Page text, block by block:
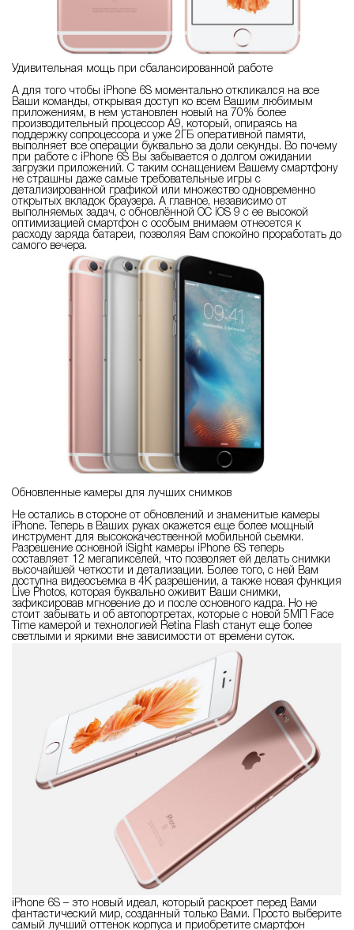
Удивительная мощь при сбалансированной работе
А для того чтобы iPhone 6S моментально откликался на все
Ваши команды, открывая доступ ко всем Вашим любимым
приложениям, в нем установлен новый на 70% более
производительный процессор А9, который, опираясь на
поддержку сопроцессора и уже 2ГБ оперативной памяти,
выполняет все операции буквально за доли секунды. Во почему
при работе с iPhone 6S Вы забывается о долгом ожидании
загрузки приложений. С таким оснащением Вашему смартфону
не страшны даже самые требовательные игры с
детализированной графикой или множество одновременно
открытых вкладок браузера. А главное, независимо от
выполняемых задач, с обновлённой ОС iOS 9 с ее высокой
оптимизацией смартфон с особым внимаем отнесется к
расходу заряда батареи, позволяя Вам спокойно проработать до
самого вечера.
Обновленные камеры для лучших снимков
Не остались в стороне от обновлений и знаменитые камеры
iPhone. Теперь в Ваших руках окажется еще более мощный
инструмент для высококачественной мобильной сьемки.
Разрешение основной iSight камеры iPhone 6S теперь
составляет 12 мегапикселей, что позволяет ей делать снимки
высочайшей четкости и детализации. Более того, с ней Вам
доступна видеосъемка в 4К разрешении, а также новая функция
Live Photos, которая буквально оживит Ваши снимки,
зафиксировав мгновение до и после основного кадра. Но не
стоит забывать и об автопортретах, которые с новой 5МП Face
Time камерой и технологией Retina Flash станут еще более
светлыми и яркими вне зависимости от времени суток.
iPhone 6S – это новый идеал, который раскроет перед Вами
фантастический мир, созданный только Вами. Просто выберите
самый лучший оттенок корпуса и приобретите смартфон